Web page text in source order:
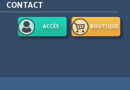
CONTACT
BOUTIQUE
ACCÈS